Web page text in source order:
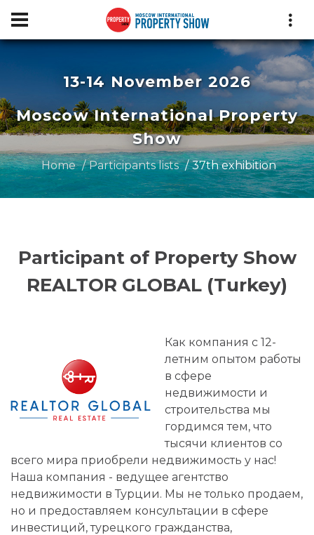
13-14 November 2026
Moscow International Property
Show
Home Participants lists 37th exhibition
Participant of Property Show
REALTOR GLOBAL (Turkey)
Как компания с 12-
летним опытом работы
в сфере
недвижимости и
строительства мы
гордимся тем, что
тысячи клиентов со
всего мира приобрели недвижимость у нас!
Наша компания - ведущее агентство
недвижимости в Турции. Мы не только продаем,
но и предоставляем консультации в сфере
инвестиций, турецкого гражданства,